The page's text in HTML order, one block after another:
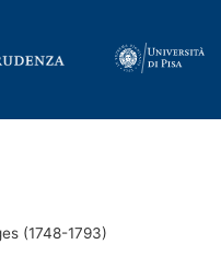
(1748-1793)